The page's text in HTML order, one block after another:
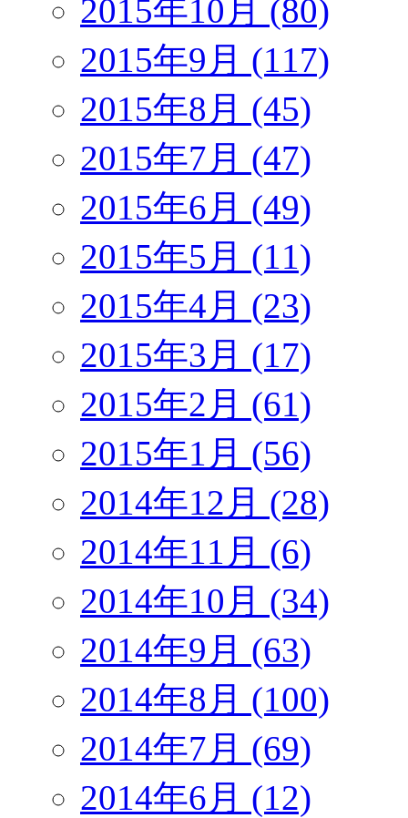
2015年10月 (80)
2015年9月 (117)
2015年8月 (45)
2015年7月 (47)
2015年6月 (49)
2015年5月 (11)
2015年4月 (23)
2015年3月 (17)
2015年2月 (61)
2015年1月 (56)
2014年12月 (28)
2014年11月 (6)
2014年10月 (34)
2014年9月 (63)
2014年8月 (100)
2014年7月 (69)
2014年6月 (12)